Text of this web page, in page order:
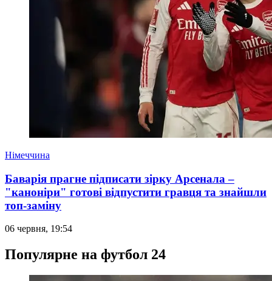
Німеччина
Баварія прагне підписати зірку Арсенала –
"каноніри" готові відпустити гравця та знайшли
топ-заміну
06 червня, 19:54
Популярне на футбол 24